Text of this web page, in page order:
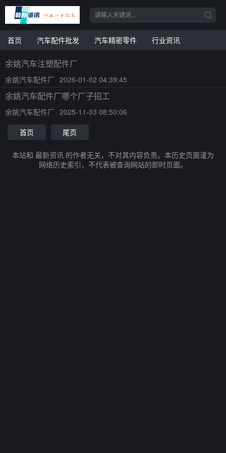
首页 汽车配件批发 汽车精密零件 行业资讯
余姚汽车注塑配件厂
余姚汽车配件厂 2026-01-02 04:39:45
余姚汽车配件厂哪个厂子招工
余姚汽车配件厂 2025-11-03 08:50:06
首页
尾页
本站和 最新资讯 的作者无关，不对其内容负责。本历史页面谨为
网络历史索引，不代表被查询网站的即时页面。